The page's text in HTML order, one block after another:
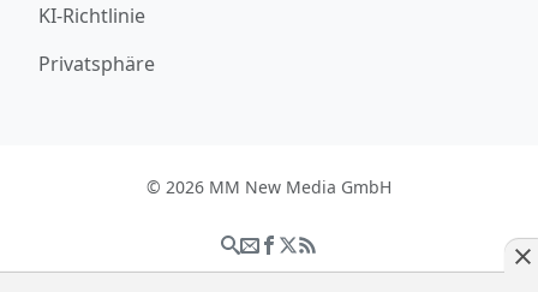
KI-Richtlinie
Privatsphäre
© 2026 MM New Media GmbH